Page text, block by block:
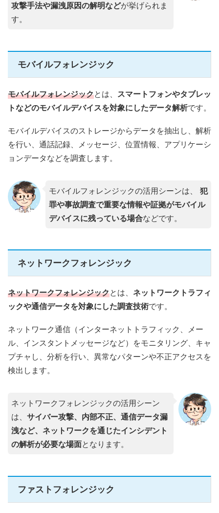
攻撃手法や漏洩原因の解明などが挙げられま
す。
モバイルフォレンジック
モバイルフォレンジックとは、 スマートフォンやタブレッ
トなどのモバイルデバイスを対象にしたデータ解析です。
モバイルデバイスのストレージからデータを抽出し、解析
を行い、通話記録、メッセージ、位置情報、アプリケーシ
ョンデータなどを調査します。
モバイルフォレンジックの活用シーンは、 犯
罪や事故調査で重要な情報や証拠がモバイル
デバイスに残っている場合などです。
ネットワークフォレンジック
ネットワークフォレンジックとは、 ネットワークトラフィ
ックや通信データを対象にした調査技術です。
ネットワーク通信（インターネットトラフィック、メー
ル、インスタントメッセージなど）をモニタリング、キャ
プチャし、分析を行い、異常なパターンや不正アクセスを
検出します。
ネットワークフォレンジックの活用シーン
は、 サイバー攻撃、内部不正、通信データ漏
洩など、ネットワークを通じたインシデント
の解析が必要な場面となります。
ファストフォレンジック